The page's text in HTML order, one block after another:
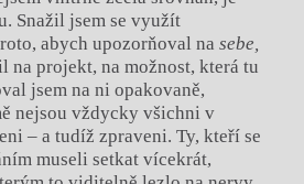
Snažil jsem se využít
abych upozorňoval na sebe,
na projekt, na možnost, která tu
jsem na ni opakovaně,
nejsou vždycky všichni v
– a tudíž zpraveni. Ty, kteří se
museli setkat vícekrát,